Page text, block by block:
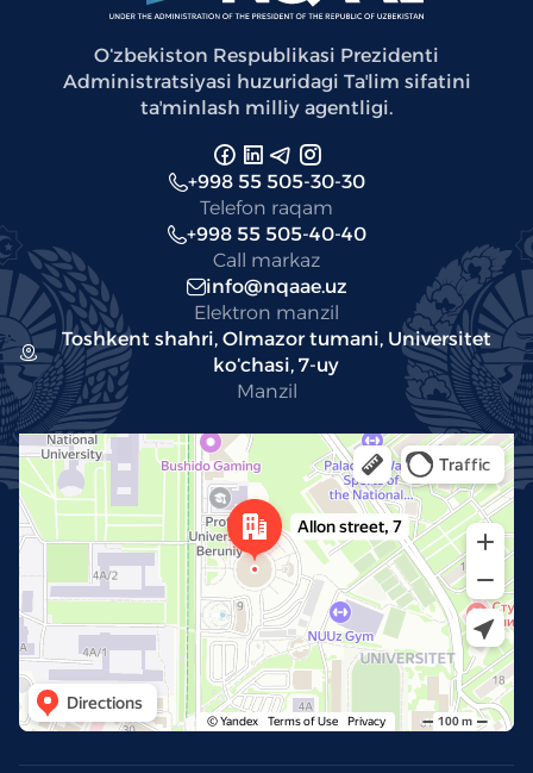
Oʻzbekiston Respublikasi Prezidenti
Administratsiyasi huzuridagi Taʼlim sifatini
taʼminlash milliy agentligi.
+998 55 505-30-30
Telefon raqam
+998 55 505-40-40
Call markaz
info@nqaae.uz
Elektron manzil
Toshkent shahri, Olmazor tumani, Universitet
koʻchasi, 7-uy
Manzil